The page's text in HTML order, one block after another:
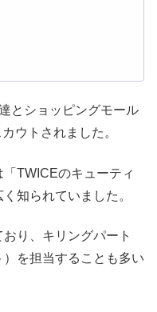
とショッピングモール
ウトされました。
TWICEのキューティ
知られていました。
り、キリングパート
）を担当することも多い